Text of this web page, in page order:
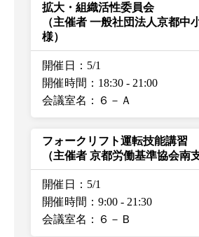
拡大・組織活性委員会
（主催者 一般社団法人京都中
様）
開催日：5/1
開催時間：18:30 - 21:00
会議室名：６－Ａ
フォークリフト運転技能講習
（主催者 京都労働基準協会南
開催日：5/1
開催時間：9:00 - 21:30
会議室名：６－Ｂ